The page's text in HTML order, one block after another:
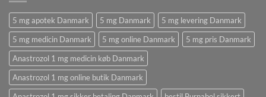
5 mg apotek Danmark 5 mg Danmark
5 mg levering Danmark
5 mg medicin Danmark
5 mg online Danmark
5 mg pris Danmark
Anastrozol 1 mg medicin køb Danmark
Anastrozol 1 mg online butik Danmark